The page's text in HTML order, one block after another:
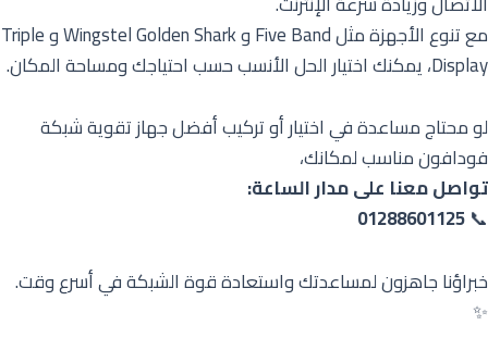
مع تنوع الأجهزة مثل Five Band و Wingstel Golden Shark و Triple
Display، يمكنك اختيار الحل الأنسب حسب احتياجك ومساحة المكان.
لو محتاج مساعدة في اختيار أو تركيب أفضل جهاز تقوية شبكة
فودافون مناسب لمكانك،
تواصل معنا على مدار الساعة:
📞
01288601125
خبراؤنا جاهزون لمساعدتك واستعادة قوة الشبكة في أسرع وقت.
✨